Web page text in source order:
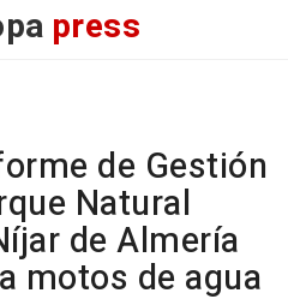
press
de Gestión
Natural
de Almería
motos de agua